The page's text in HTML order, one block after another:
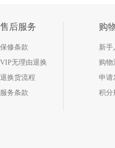
售后服务
保修条款
VIP无理由退换
退换货流程
服务条款
购
新手
购物
申请
积分